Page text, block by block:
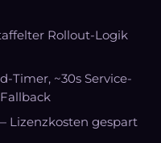
Rollout-Logik
Timer, ~30s Service-
Lizenzkosten gespart